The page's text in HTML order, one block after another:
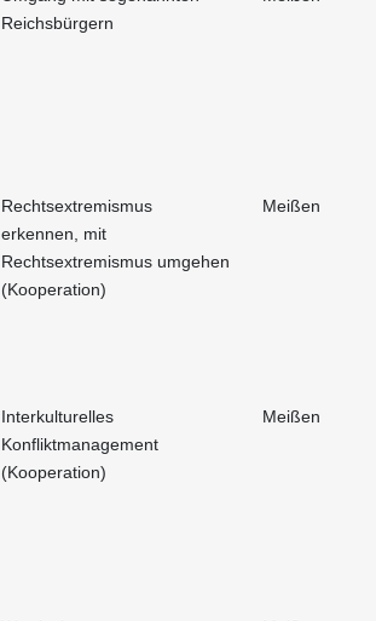
Reichsbürgern
Rechtsextremismus
erkennen, mit
Rechtsextremismus umgehen
(Kooperation)
Meißen
Interkulturelles
Konfliktmanagement
(Kooperation)
Meißen